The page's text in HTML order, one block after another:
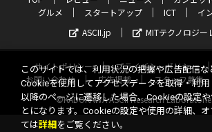
グルメ
スタートアップ ICT
イ
ASCII.jp
MITテクノロジー
サイトポリシー プライバシーポリシー
お問い合わせ
広告掲載 スタッフ募集
©KADOKAWA ASCII Research
このサイトでは、利用状況の把握や広告配信な
Cookieを使用してアクセスデータを取得・利
以降のページに遷移した場合、Cookieの設定
とになります。Cookieの設定や使用の詳細、
ては詳細 をご覧ください。